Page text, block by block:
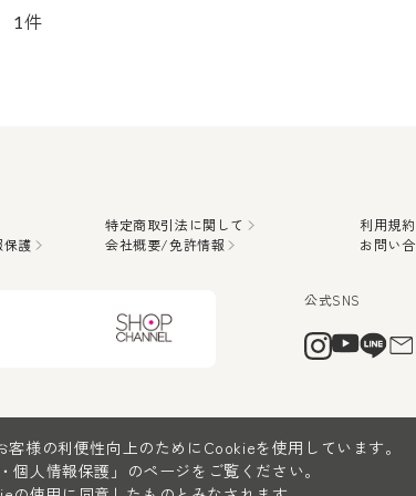
1件
特定商取引法に関して
利用規
保護
会社概要/免許情報 お問い
様の利便性向上のためにCookieを使用しています。
個人情報保護」
のページをご覧ください。